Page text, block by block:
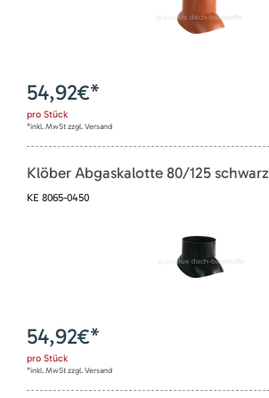
54,92€*
pro Stück
*inkl. MwSt zzgl. Versand
Klöber Abgaskalotte 80/125 schwarz
KE 8065-0450
54,92€*
pro Stück
*inkl. MwSt zzgl. Versand